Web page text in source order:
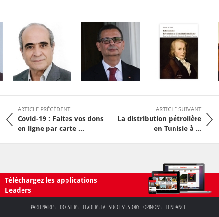
ARTICLE PRÉCÉDENT
Covid-19 : Faites vos dons
en ligne par carte ...
ARTICLE SUIVANT
La distribution pétrolière
en Tunisie à ...
Téléchargez les applications
Leaders
PARTENAIRES DOSSIERS LEADERS TV SUCCESS STORY OPINIONS TENDANCE